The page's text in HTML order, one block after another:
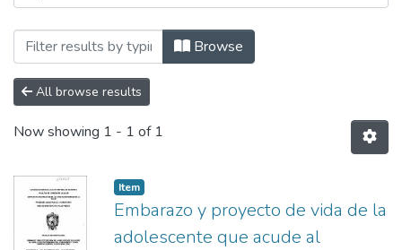
Browsing TRABAJOS DE
Browse
All browse results
Now showing 1 - 1 of 1
Item
Embarazo y proyecto de vida de la
adolescente que acude al